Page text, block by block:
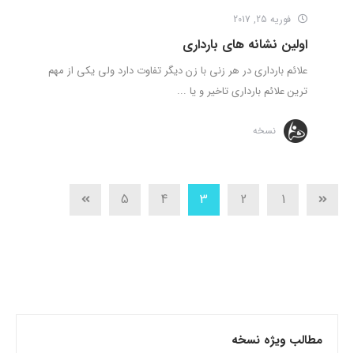
فوریه 25, 2017
اولین نشانه های بارداری
علائم بارداری در هر زنی با زن دیگر تفاوت دارد ولی یکی از مهم
ترین علائم بارداری تاخیر و یا ...
نسخه
1
2
3
4
5
مطالب ویژه نسخه